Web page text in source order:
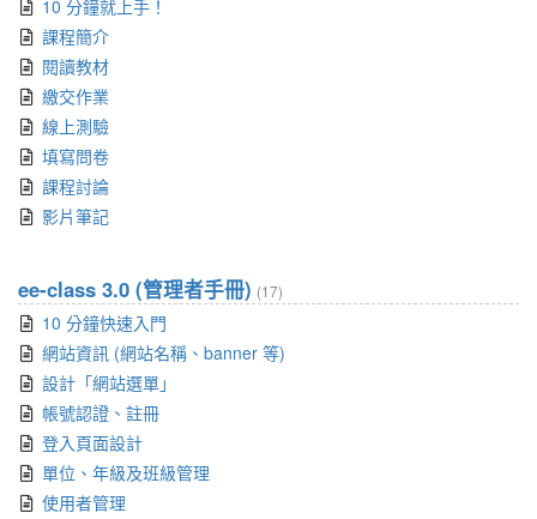
10 分鐘就上手！
課程簡介
閱讀教材
繳交作業
線上測驗
填寫問卷
課程討論
影片筆記
ee-class 3.0 (管理者手冊) (17)
10 分鐘快速入門
網站資訊 (網站名稱、banner 等)
設計「網站選單」
帳號認證、註冊
登入頁面設計
單位、年級及班級管理
使用者管理